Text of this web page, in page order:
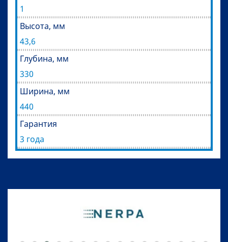
1
Высота, мм
43,6
Глубина, мм
330
Ширина, мм
440
Гарантия
3 года